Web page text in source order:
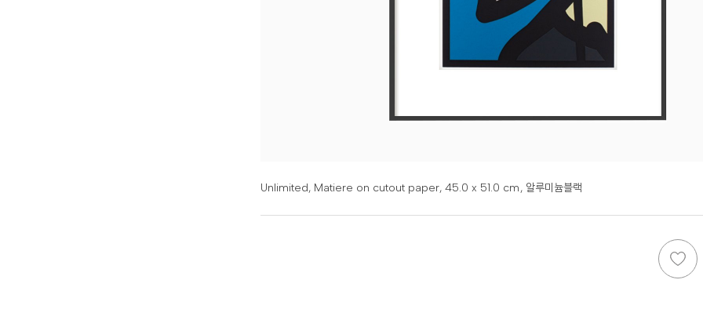
Unlimited, Matiere on cutout paper, 45.0 x 51.0 cm, 알루미늄블랙